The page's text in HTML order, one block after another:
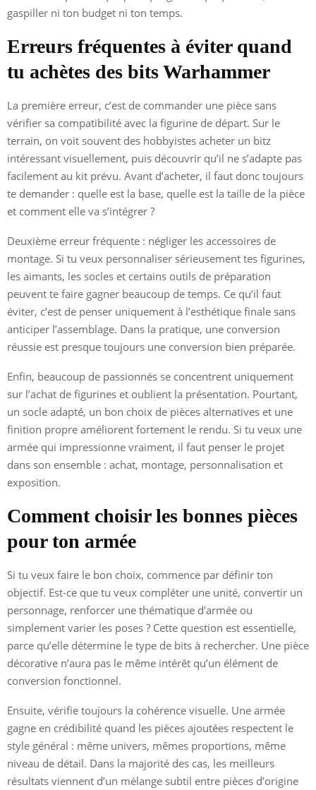
gaspiller ni ton budget ni ton temps.
Erreurs fréquentes à éviter quand
tu achètes des bits Warhammer
La première erreur, c’est de commander une pièce sans
vérifier sa compatibilité avec la figurine de départ. Sur le
terrain, on voit souvent des hobbyistes acheter un bitz
intéressant visuellement, puis découvrir qu’il ne s’adapte pas
facilement au kit prévu. Avant d’acheter, il faut donc toujours
te demander : quelle est la base, quelle est la taille de la pièce
et comment elle va s’intégrer ?
Deuxième erreur fréquente : négliger les accessoires de
montage. Si tu veux personnaliser sérieusement tes figurines,
les aimants, les socles et certains outils de préparation
peuvent te faire gagner beaucoup de temps. Ce qu’il faut
éviter, c’est de penser uniquement à l’esthétique finale sans
anticiper l’assemblage. Dans la pratique, une conversion
réussie est presque toujours une conversion bien préparée.
Enfin, beaucoup de passionnés se concentrent uniquement
sur l’achat de figurines et oublient la présentation. Pourtant,
un socle adapté, un bon choix de pièces alternatives et une
finition propre améliorent fortement le rendu. Si tu veux une
armée qui impressionne vraiment, il faut penser le projet
dans son ensemble : achat, montage, personnalisation et
exposition.
Comment choisir les bonnes pièces
pour ton armée
Si tu veux faire le bon choix, commence par définir ton
objectif. Est-ce que tu veux compléter une unité, convertir un
personnage, renforcer une thématique d’armée ou
simplement varier les poses ? Cette question est essentielle,
parce qu’elle détermine le type de bits à rechercher. Une pièce
décorative n’aura pas le même intérêt qu’un élément de
conversion fonctionnel.
Ensuite, vérifie toujours la cohérence visuelle. Une armée
gagne en crédibilité quand les pièces ajoutées respectent le
style général : même univers, mêmes proportions, même
niveau de détail. Dans la majorité des cas, les meilleurs
résultats viennent d’un mélange subtil entre pièces d’origine